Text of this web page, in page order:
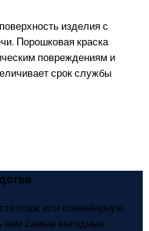
изделия с
Порошковая краска
повреждениям и
срок службы
или конвейерную
вам самые выгодные